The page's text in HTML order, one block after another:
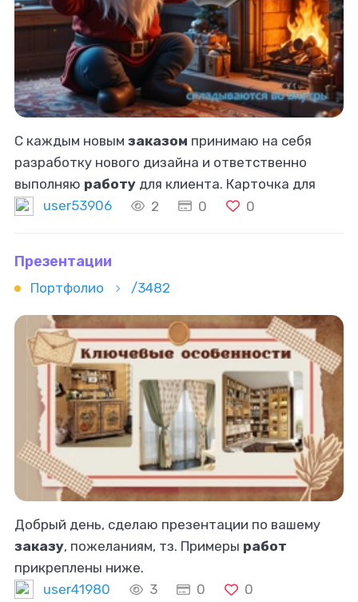
С каждым новым заказом принимаю на себя
разработку нового дизайна и ответственно
выполняю работу для клиента. Карточка для
наушников очень сильно понравилась заказчику.
user53906 2 0 0
Презентации
Портфолио /3482
Добрый день, сделаю презентации по вашему
заказу, пожеланиям, тз. Примеры работ
прикреплены ниже.
user41980
3 0 0